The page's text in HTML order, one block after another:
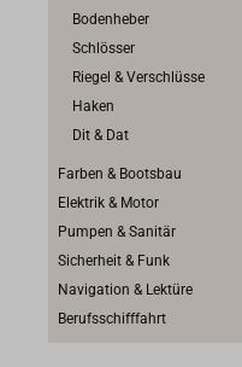
Bodenheber
Schlösser
Riegel & Verschlüsse
Haken
Dit & Dat
Farben & Bootsbau
Elektrik & Motor
Pumpen & Sanitär
Sicherheit & Funk
Navigation & Lektüre
Berufsschifffahrt